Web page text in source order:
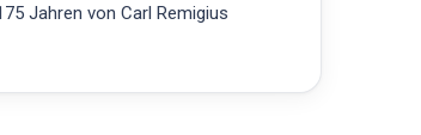
Jahren von Carl Remigius